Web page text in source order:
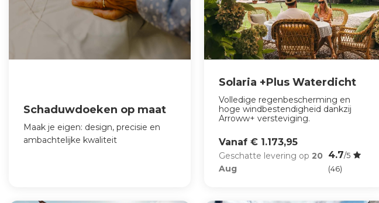
Schaduwdoeken op maat
Maak je eigen: design, precisie en
ambachtelijke kwaliteit
Solaria +Plus Waterdicht
Volledige regenbescherming en
hoge windbestendigheid dankzij
Arroww+ versteviging.
Vanaf € 1.173,95
Geschatte levering op20
Aug
4.7/5
(46)